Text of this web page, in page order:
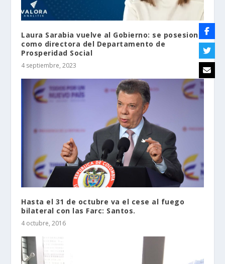
Laura Sarabia vuelve al Gobierno: se posesiona
como directora del Departamento de
Prosperidad Social
4 septiembre, 2023
Hasta el 31 de octubre va el cese al fuego
bilateral con las Farc: Santos.
4 octubre, 2016